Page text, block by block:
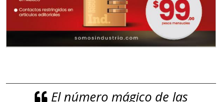
El número mágico de las